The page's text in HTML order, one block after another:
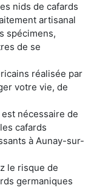
nids de cafards
artisanal
spécimens,
de se
réalisée par
votre vie, de
nécessaire de
cafards
à Aunay-sur-
le risque de
germaniques